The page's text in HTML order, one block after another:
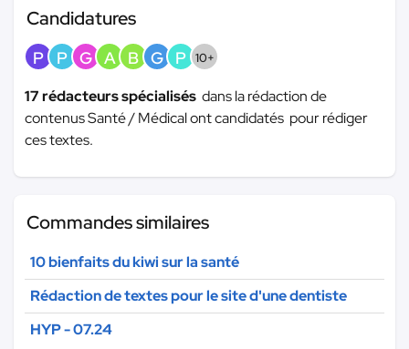
Candidatures
P P G A B G P 10+
17 rédacteurs spécialisés dans la rédaction de
contenus Santé / Médical ont candidatés pour rédiger
ces textes.
Commandes similaires
10 bienfaits du kiwi sur la santé
Rédaction de textes pour le site d'une dentiste
HYP - 07.24